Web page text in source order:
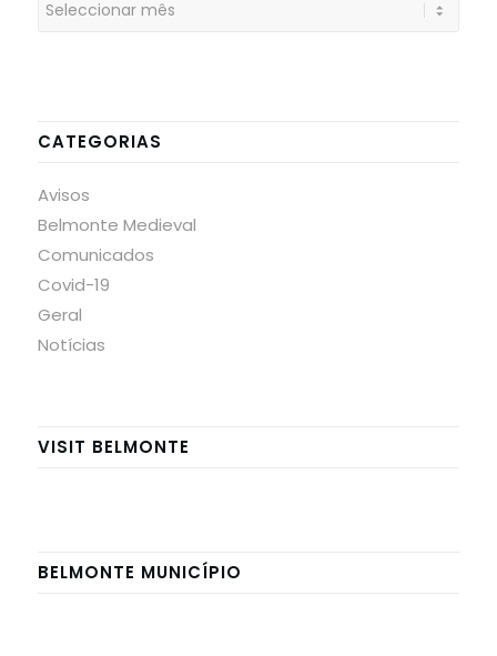
CATEGORIAS
Avisos
Belmonte Medieval
Comunicados
Covid-19
Geral
Notícias
VISIT BELMONTE
BELMONTE MUNICÍPIO